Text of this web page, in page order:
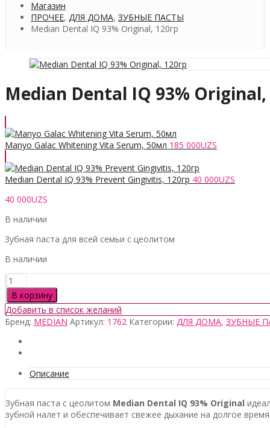
Магазин
ПРОЧЕЕ, ДЛЯ ДОМА, ЗУБНЫЕ ПАСТЫ
Median Dental IQ 93% Original, 120гр
Median Dental IQ 93% Original,
Manyo Galac Whitening Vita Serum, 50мл 185 000UZS
Median Dental IQ 93% Prevent Gingivitis, 120гр 40 000UZS
40 000UZS
В наличии
Зубная паста для всей семьи с цеолитом
В наличии
Количество
товара
Median
Dental
IQ
В корзину
Добавить в список желаний
Бренд: MEDIAN Артикул: 1762 Категории: ДЛЯ ДОМА, ЗУБНЫЕ
Описание
Зубная паста с цеолитом Median Dental IQ 93% Original
зубной налет и обеспечивает свежее дыхание на долгое